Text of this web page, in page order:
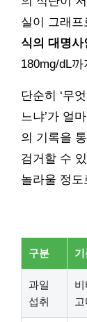
실이 그래프
식의 대명사
180mg/dL
단순히 ‘무
느냐’가 얼
의 기록을
검거할 수
놀라울 정
구분
과일
섭취